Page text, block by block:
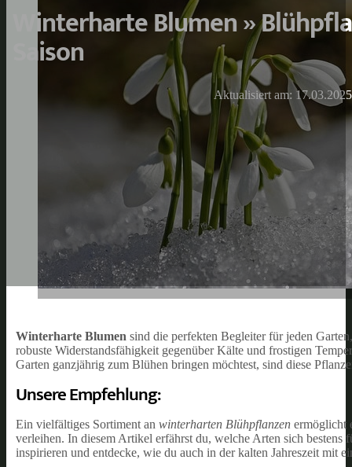
Winterharte Blumen »
Saison
Aktualisiert am: 17.03.2025
Winterharte Blumen sind die perfekten Begleiter für jeden
robuste Widerstandsfähigkeit gegenüber Kälte und frostigen
Garten ganzjährig zum Blühen bringen möchtest, sind diese
Unsere Empfehlung:
Ein vielfältiges Sortiment an winterharten Blühpflanzen ermöglicht
verleihen. In diesem Artikel erfährst du, welche Arten sich
inspirieren und entdecke, wie du auch in der kalten Jahreszeit mit